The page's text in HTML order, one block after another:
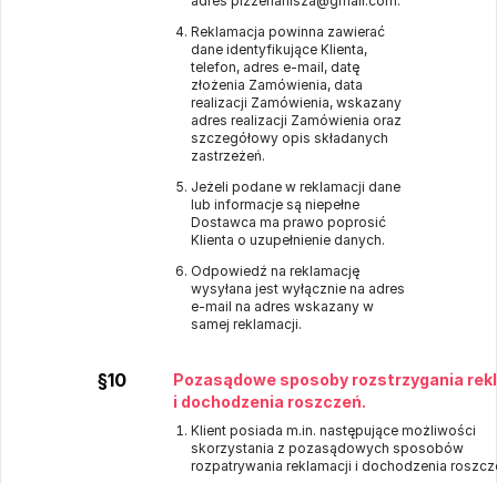
Reklamacja powinna zawierać
dane identyfikujące Klienta,
telefon, adres e-mail, datę
złożenia Zamówienia, data
realizacji Zamówienia, wskazany
adres realizacji Zamówienia oraz
szczegółowy opis składanych
zastrzeżeń.
Jeżeli podane w reklamacji dane
lub informacje są niepełne
Dostawca ma prawo poprosić
Klienta o uzupełnienie danych.
Odpowiedź na reklamację
wysyłana jest wyłącznie na adres
e-mail na adres wskazany w
samej reklamacji.
§10
Pozasądowe sposoby rozstrzygania
i dochodzenia roszczeń.
Klient posiada m.in. następujące możliwości
skorzystania z pozasądowych sposobów
rozpatrywania reklamacji i dochodzenia